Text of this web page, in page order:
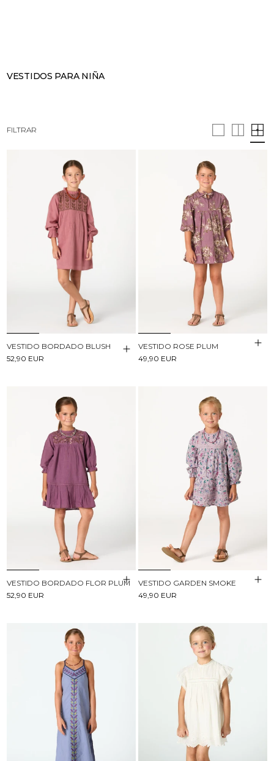
VESTIDOS PARA NIÑA
FILTRAR
VESTIDO BORDADO BLUSH
52,90 EUR
VESTIDO ROSE PLUM
49,90 EUR
VESTIDO BORDADO FLOR PLUM
52,90 EUR
VESTIDO GARDEN SMOKE
49,90 EUR